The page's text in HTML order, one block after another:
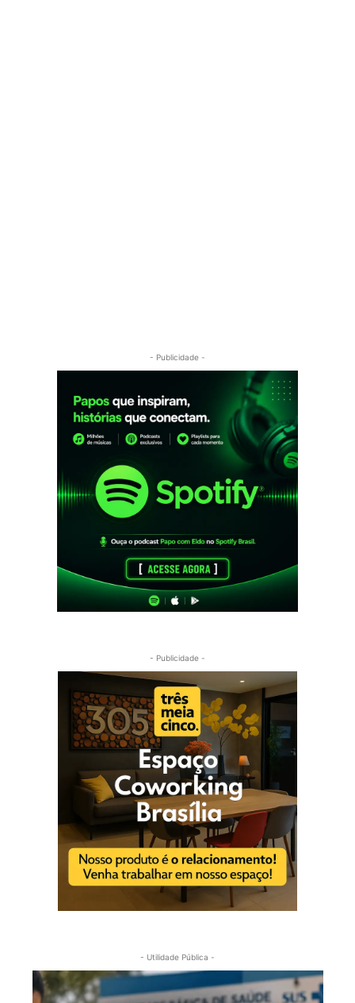
- Publicidade -
- Publicidade -
- Utilidade Pública -